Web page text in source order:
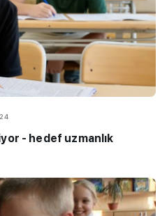
- hedef uzmanlık